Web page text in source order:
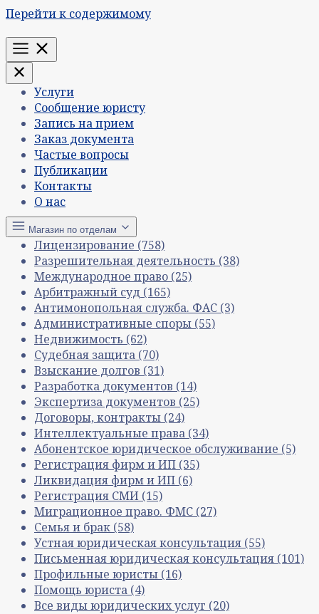
Перейти к содержимому
Меню
Услуги
Сообщение юристу
Запись на прием
Заказ документа
Частые вопросы
Публикации
Контакты
О нас
Магазин по отделам
Лицензирование (758)
Разрешительная деятельность (38)
Международное право (25)
Арбитражный суд (165)
Антимонопольная служба. ФАС (3)
Административные споры (55)
Недвижимость (62)
Судебная защита (70)
Взыскание долгов (31)
Разработка документов (14)
Экспертиза документов (25)
Договоры, контракты (24)
Интеллектуальные права (34)
Абонентское юридическое обслуживание (5)
Регистрация фирм и ИП (35)
Ликвидация фирм и ИП (6)
Регистрация СМИ (15)
Миграционное право. ФМС (27)
Семья и брак (58)
Устная юридическая консультация (55)
Письменная юридическая консультация (101)
Профильные юристы (16)
Помощь юриста (4)
Все виды юридических услуг (20)